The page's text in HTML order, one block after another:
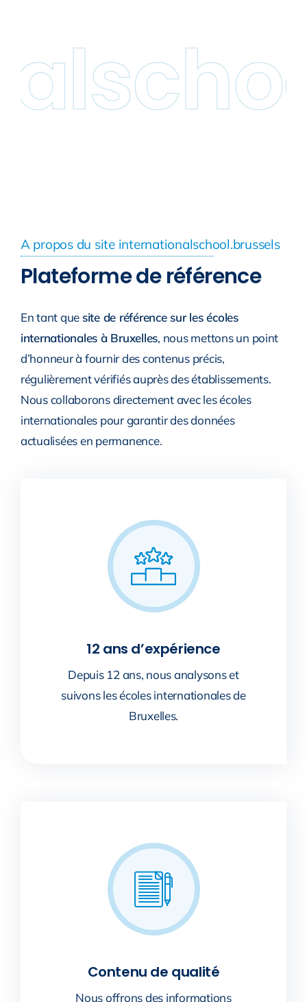
A propos du site internationalschool.brussels
Plateforme de référence
En tant que site de référence sur les écoles
internationales à Bruxelles, nous mettons un point
d’honneur à fournir des contenus précis,
régulièrement vérifiés auprès des établissements.
Nous collaborons directement avec les écoles
internationales pour garantir des données
actualisées en permanence.
12 ans d’expérience
Depuis 12 ans, nous analysons et
suivons les écoles internationales de
Bruxelles.
Contenu de qualité
Nous offrons des informations